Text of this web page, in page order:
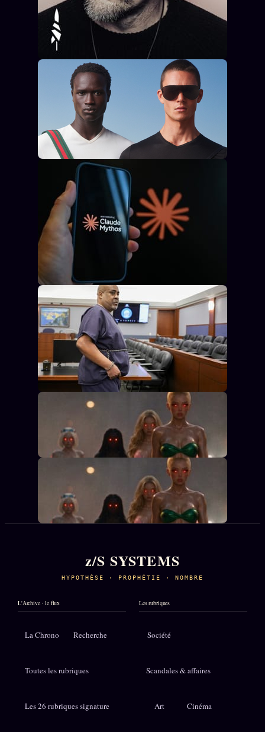
z/S SYSTEMS
HYPOTHÈSE · PROPHÉTIE · NOMBRE
L'Archive · le flux
La Chrono Recherche
Toutes les rubriques
Les 26 rubriques signature
Les rubriques
Société
Scandales & affaires
Art Cinéma